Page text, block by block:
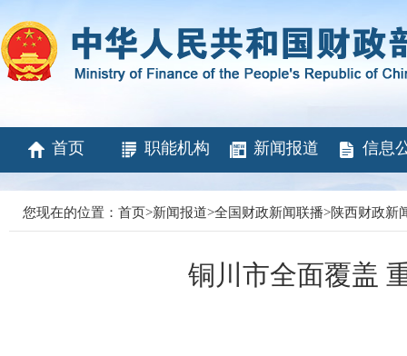
首页 职能机构 新闻报道 信息
您现在的位置： 首页>新闻报道>全国财政新闻联播>陕西财政新
铜川市全面覆盖